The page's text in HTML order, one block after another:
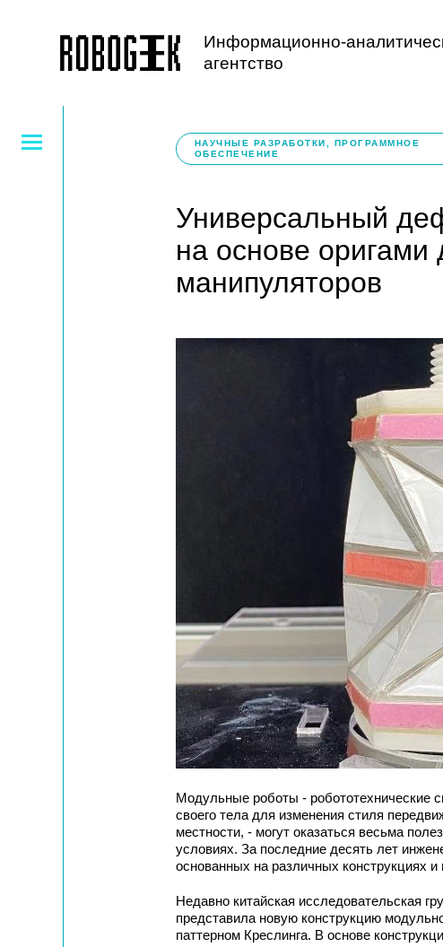
Информационно-
агентство
НАУЧНЫЕ РАЗРАБОТКИ, ПРОГРАММНОЕ
ОБЕСПЕЧЕНИЕ
Универсальный
на основе оригами
манипуляторов
Модульные роботы - робототехнические
своего тела для изменения стиля
местности, - могут оказаться весьма
условиях. За последние десять лет
основанных на различных конструкциях и
Недавно китайская исследовательская
представила новую конструкцию
паттерном Креслинга. В основе